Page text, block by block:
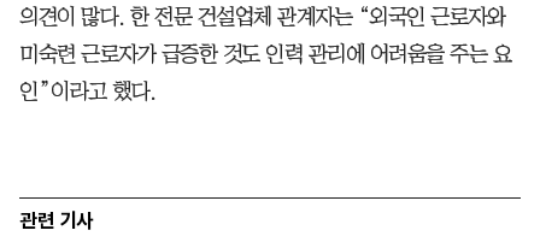
의견이 많다. 한 전문 건설업체 관계자는 “외국인 근로자와
미숙련 근로자가 급증한 것도 인력 관리에 어려움을 주는 요
인”이라고 했다.
관련 기사